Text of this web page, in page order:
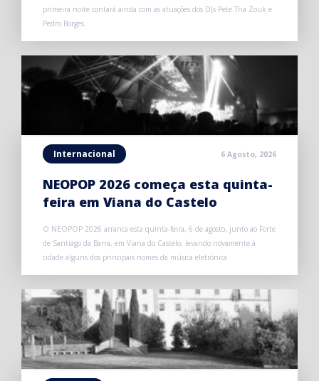
primeira noite contará ainda com as atuações dos DJs Pete Tha Zouk e
Pedro Borges.
Internacional 6 Agosto, 2026
NEOPOP 2026 começa esta quinta-
feira em Viana do Castelo
O NEOPOP 2026 arranca esta quinta-feira, 6 de agosto, junto ao Forte
de Santiago da Barra, em Viana do Castelo, levando novamente à
cidade alguns dos principais nomes da música eletrónica.